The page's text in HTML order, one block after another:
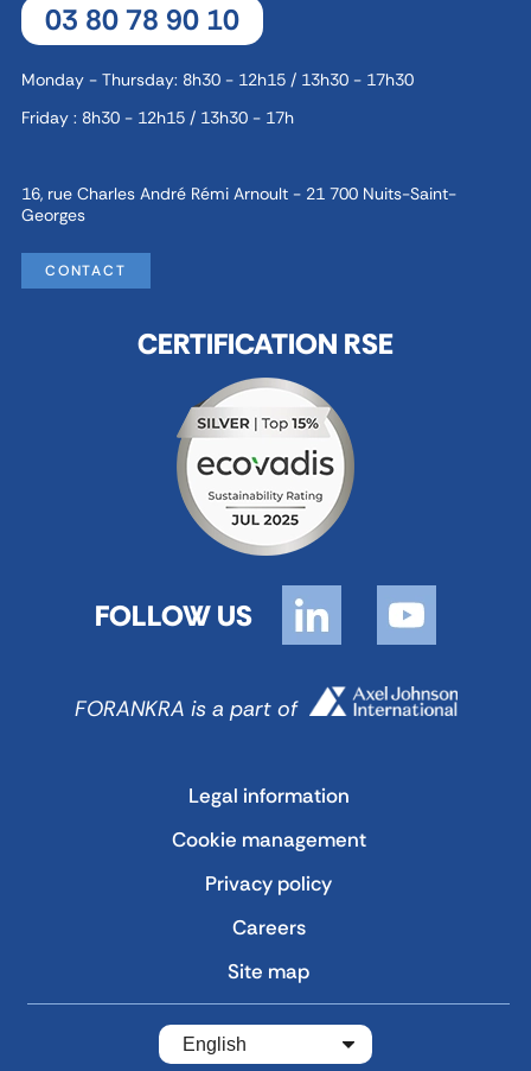
03 80 78 90 10
Monday - Thursday: 8h30 - 12h15 / 13h30 - 17h30
Friday : 8h30 - 12h15 / 13h30 - 17h
16, rue Charles André Rémi Arnoult - 21 700 Nuits-Saint-
Georges
CONTACT
CERTIFICATION RSE
FOLLOW US
FORANKRA is a part of
Legal information
Cookie management
Privacy policy
Careers
Site map
English